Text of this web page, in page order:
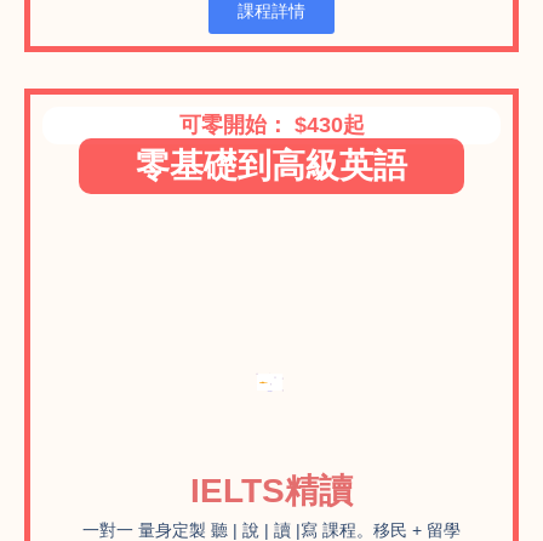
課程詳情
可零開始： $430起
零基礎到高級英語
IELTS精讀
一對一 量身定製 聽 | 說 | 讀 |寫 課程。移民 + 留學